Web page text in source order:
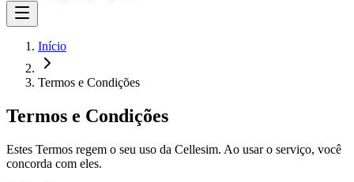
Início
Termos e Condições
Termos e Condições
Estes Termos regem o seu uso da Cellesim. Ao usar o serviço, você
concorda com eles.